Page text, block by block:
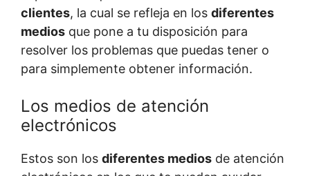
clientes, la cual se refleja en los diferentes
medios que pone a tu disposición para
resolver los problemas que puedas tener o
para simplemente obtener información.
Los medios de atención
electrónicos
Estos son los diferentes medios de atención